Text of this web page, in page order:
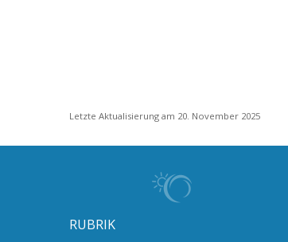
Letzte Aktualisierung am 20. November 2025
RUBRIK